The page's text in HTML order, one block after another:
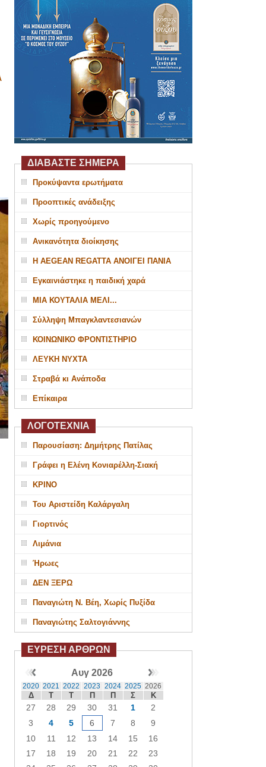
ΔΙΑΒΑΣΤΕ ΣΗΜΕΡΑ
Προκύψαντα ερωτήματα
Προοπτικές ανάδειξης
Χωρίς προηγούμενο
Ανικανότητα διοίκησης
Η AEGEAN REGATTA ΑΝΟΙΓΕΙ ΠΑΝΙΑ
Εγκαινιάστηκε η παιδική χαρά
ΜΙΑ ΚΟΥΤΑΛΙΑ ΜΕΛΙ...
Σύλληψη Μπαγκλαντεσιανών
ΚΟΙΝΩΝΙΚΟ ΦΡΟΝΤΙΣΤΗΡΙΟ
ΛΕΥΚΗ ΝΥΧΤΑ
Στραβά κι Ανάποδα
Επίκαιρα
ΛΟΓΟΤΕΧΝΙΑ
Παρουσίαση: Δημήτρης Πατίλας
Γράφει η Ελένη Κονιαρέλλη-Σιακή
ΚΡΙΝΟ
Του Αριστείδη Καλάργαλη
Γιορτινός
Λιμάνια
Ήρωες
ΔΕΝ ΞΕΡΩ
Παναγιώτη Ν. Βέη, Χωρίς Πυξίδα
Παναγιώτης Σαλτογιάννης
ΕΥΡΕΣΗ ΑΡΘΡΩΝ
Αυγ 2026
2020 2021 2022 2023 2024 2025 2026
Δ Τ Τ Π Π Σ Κ
27 28 29 30 31 1
2
3
4 5 6 7 8
9
10
11 12 13 14 15
16
17
18 19 20 21 22
23